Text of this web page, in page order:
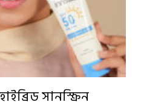
সানস্ক্রিন